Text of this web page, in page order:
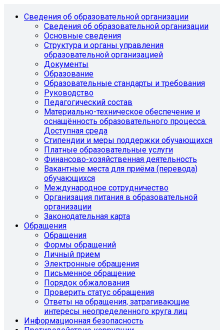
Сведения об образовательной организации
Сведения об образовательной организации
Основные сведения
Структура и органы управления
образовательной организацией
Документы
Образование
Образовательные стандарты и требования
Руководство
Педагогический состав
Материально-техническое обеспечение и
оснащённость образовательного процесса.
Доступная среда
Стипендии и меры поддержки обучающихся
Платные образовательные услуги
Финансово-хозяйственная деятельность
Вакантные места для приёма (перевода)
обучающихся
Международное сотрудничество
Организация питания в образовательной
организации
Законодательная карта
Обращения
Обращения
Формы обращений
Личный прием
Электронные обращения
Письменное обращение
Порядок обжалования
Проверить статус обращения
Ответы на обращения, затрагивающие
интересы неопределенного круга лиц
Информационная безопасность